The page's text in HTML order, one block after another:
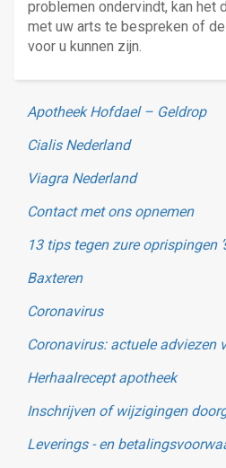
problemen ondervindt, kan het
met uw arts te bespreken of
voor u kunnen zijn.
Apotheek Hofdael – Geldrop
Cialis Nederland
Viagra Nederland
Contact met ons opnemen
13 tips tegen zure oprispingen
Baxteren
Coronavirus
Coronavirus: actuele adviezen
Herhaalrecept apotheek
Inschrijven of wijzigingen
Leverings - en